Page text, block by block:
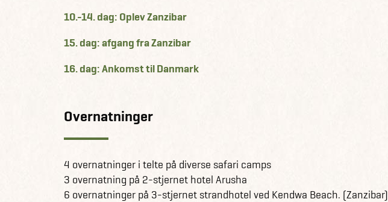
10.-14. dag: Oplev Zanzibar
15. dag: afgang fra Zanzibar
16. dag: Ankomst til Danmark
Overnatninger
4 overnatninger i telte på diverse safari camps
3 overnatning på 2-stjernet hotel Arusha
6 overnatninger på 3-stjernet strandhotel ved Kendwa Beach. (Zanzibar)